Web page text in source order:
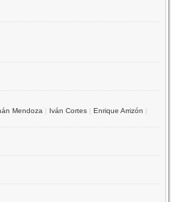
Mendoza | Iván Cortes |Enrique Arrizón |